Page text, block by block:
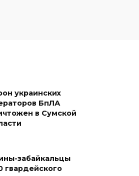
украинских
БпЛА
в Сумской
забайкальцы
гвардейского